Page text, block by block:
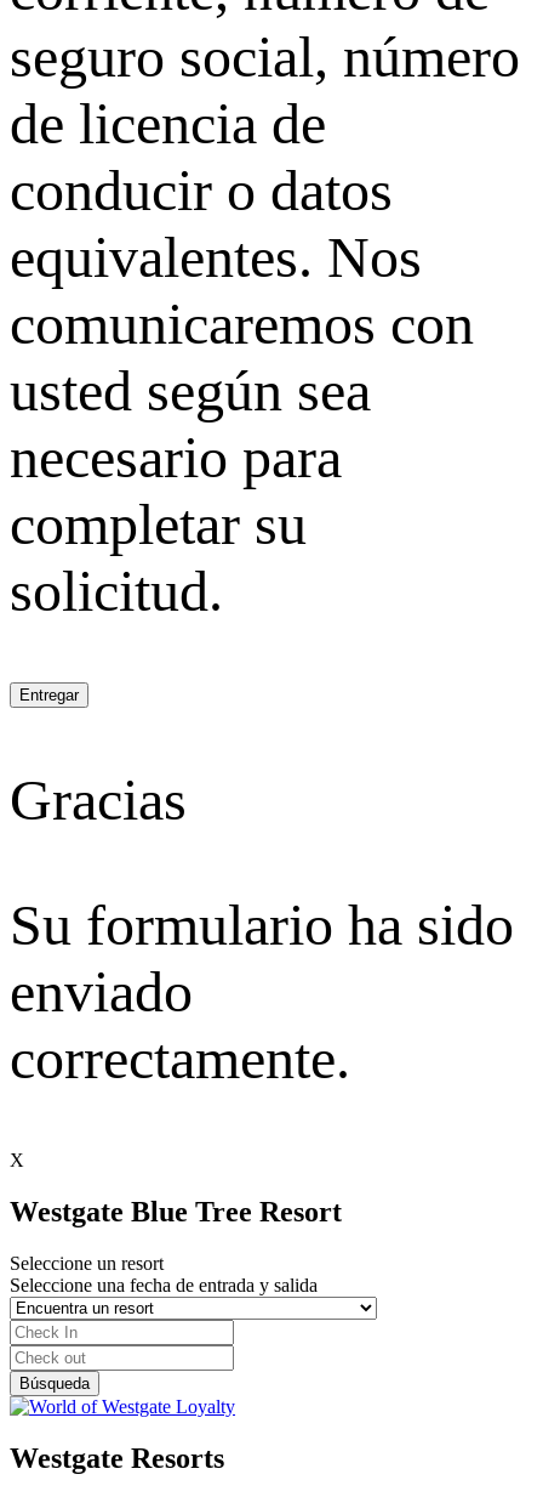
seguro social, número
de licencia de
conducir o datos
equivalentes. Nos
comunicaremos con
usted según sea
necesario para
completar su
solicitud.
Entregar
Gracias
Su formulario ha sido
enviado
correctamente.
X
Westgate Blue Tree Resort
Seleccione un resort
Seleccione una fecha de entrada y salida
Westgate Resorts